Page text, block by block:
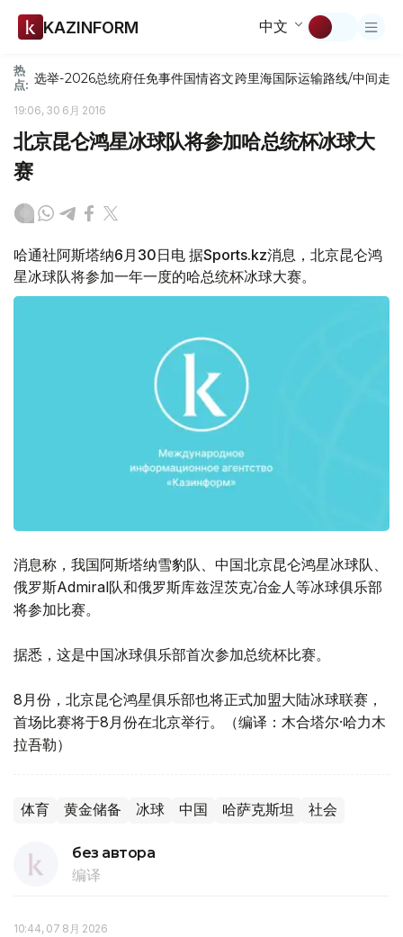
KAZINFORM 中文
热
点: 选举-2026总统府任免事件国情咨文跨里海国际运输路线/中间走廊
19:06, 30 6月 2016
北京昆仑鸿星冰球队将参加哈总统杯冰球大
赛
哈通社阿斯塔纳6月30日电 据Sports.kz消息，北京昆仑鸿
星冰球队将参加一年一度的哈总统杯冰球大赛。
消息称，我国阿斯塔纳雪豹队、中国北京昆仑鸿星冰球队、
俄罗斯Admiral队和俄罗斯库兹涅茨克冶金人等冰球俱乐部
将参加比赛。
据悉，这是中国冰球俱乐部首次参加总统杯比赛。
8月份，北京昆仑鸿星俱乐部也将正式加盟大陆冰球联赛，
首场比赛将于8月份在北京举行。（编译：木合塔尔·哈力木
拉吾勒）
体育 黄金储备 冰球 中国 哈萨克斯坦 社会
без автора
编译
10:44, 07 8月 2026